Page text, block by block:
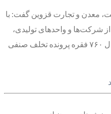
معدن و تجارت قزوین گفت: با
شرکت‌ها و واحدهای تولیدی،
صنفی و خدماتی طی مهر ماه امسال ۷۶۰ فقره پرونده تخلف صنفی